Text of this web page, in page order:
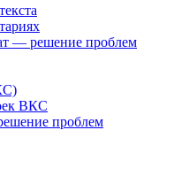
— решение проблем
ВКС
проблем